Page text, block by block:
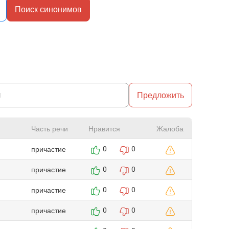
Поиск синонимов
Предложить
Часть речи Нравится
Жалоба
причастие
0 0
причастие 0 0
причастие 0 0
причастие 0 0